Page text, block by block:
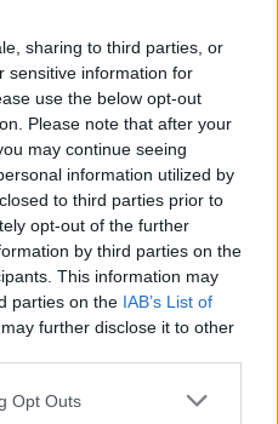
sharing to third parties, or
sensitive information for
use the below opt-out
Please note that after your
may continue seeing
information utilized by
to third parties prior to
opt-out of the further
by third parties on the
This information may
parties on the IAB’s List of
further disclose it to other
uses one or more Google
Opt Outs
del sito o
tempo reale?
telegram di